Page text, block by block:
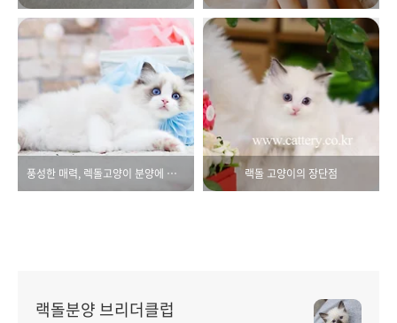
풍성한 매력, 렉돌고양이 분양에 대해 알아보세요 랙돌 고양이의 장단점
랙돌분양 브리더클럽